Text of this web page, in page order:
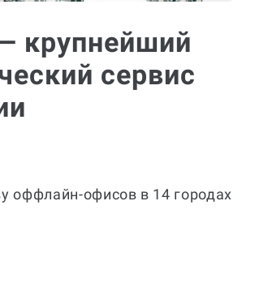
крупнейший
сервис
оффлайн-офисов в 14 городах